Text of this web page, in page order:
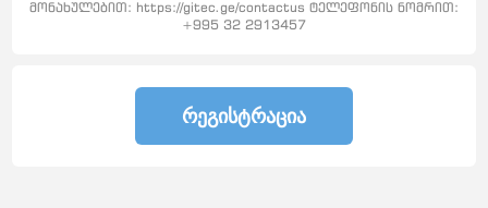
მონახულებით: https://gitec.ge/contactus ტელეფონის ნომრით:
+995 32 2913457
ᲠᲔᲒᲘᲡᲢᲠᲐᲪᲘᲐ